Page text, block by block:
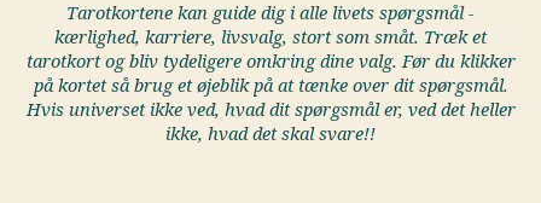
Tarotkortene kan guide dig i alle livets spørgsmål -
kærlighed, karriere, livsvalg, stort som småt. Træk et
tarotkort og bliv tydeligere omkring dine valg. Før du klikker
på kortet så brug et øjeblik på at tænke over dit spørgsmål.
Hvis universet ikke ved, hvad dit spørgsmål er, ved det heller
ikke, hvad det skal svare!!